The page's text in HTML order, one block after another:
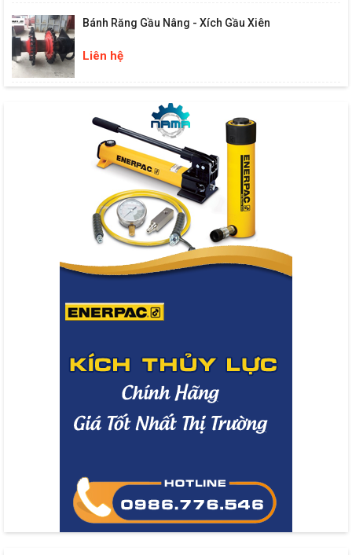
Bánh Răng Gầu Nâng - Xích Gầu Xiên
Liên hệ